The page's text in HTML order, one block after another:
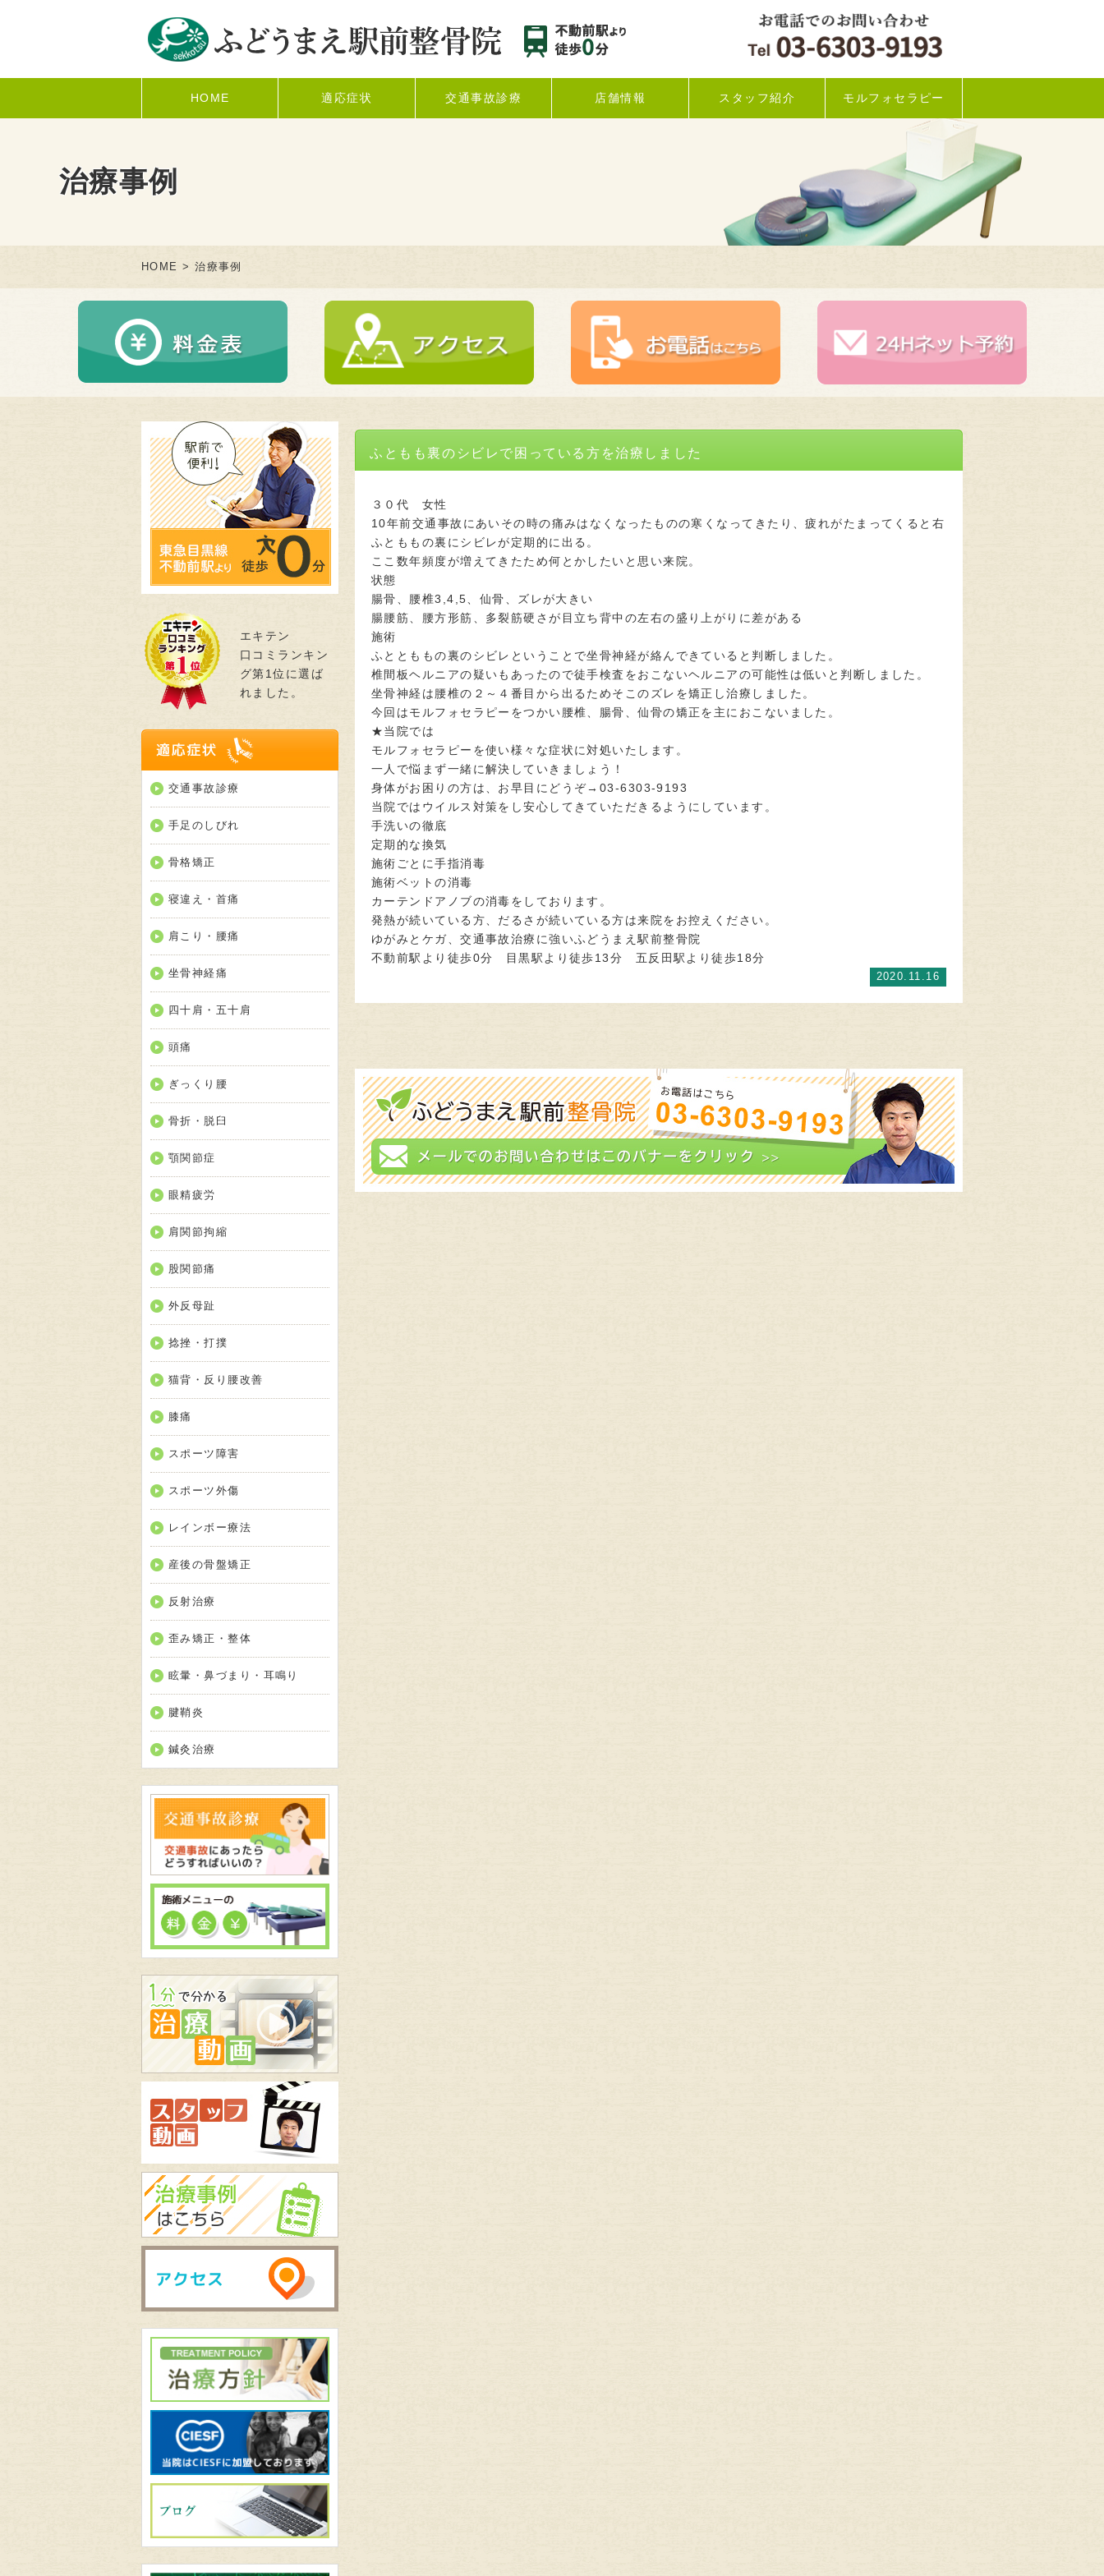
HOME 適応症状 交通事故診療 店舗情報 スタッフ紹介 モルフォセラピー
治療事例
HOME > 治療事例
ふともも裏のシビレで困っている方を治療しました
３０代 女性
10年前交通事故にあいその時の痛みはなくなったものの寒くなってきたり、疲れがたまってくると右
ふとももの裏にシビレが定期的に出る。
ここ数年頻度が増えてきたため何とかしたいと思い来院。
状態
腸骨、腰椎3,4,5、仙骨、ズレが大きい
腸腰筋、腰方形筋、多裂筋硬さが目立ち背中の左右の盛り上がりに差がある
施術
ふととももの裏のシビレということで坐骨神経が絡んできていると判断しました。
椎間板ヘルニアの疑いもあったので徒手検査をおこないヘルニアの可能性は低いと判断しました。
坐骨神経は腰椎の２～４番目から出るためそこのズレを矯正し治療しました。
今回はモルフォセラピーをつかい腰椎、腸骨、仙骨の矯正を主におこないました。
★当院では
モルフォセラピーを使い様々な症状に対処いたします。
一人で悩まず一緒に解決していきましょう！
身体がお困りの方は、お早目にどうぞ→03-6303-9193
当院ではウイルス対策をし安心してきていただきるようにしています。
手洗いの徹底
定期的な換気
施術ごとに手指消毒
施術ベットの消毒
カーテンドアノブの消毒をしております。
発熱が続いている方、だるさが続いている方は来院をお控えください。
ゆがみとケガ、交通事故治療に強いふどうまえ駅前整骨院
不動前駅より徒歩0分 目黒駅より徒歩13分 五反田駅より徒歩18分
2020.11.16
エキテン
口コミランキン
グ第1位に選ば
れました。
適応症状
交通事故診療
手足のしびれ
骨格矯正
寝違え・首痛
肩こり・腰痛
坐骨神経痛
四十肩・五十肩
頭痛
ぎっくり腰
骨折・脱臼
顎関節症
眼精疲労
肩関節拘縮
股関節痛
外反母趾
捻挫・打撲
猫背・反り腰改善
膝痛
スポーツ障害
スポーツ外傷
レインボー療法
産後の骨盤矯正
反射治療
歪み矯正・整体
眩暈・鼻づまり・耳鳴り
腱鞘炎
鍼灸治療